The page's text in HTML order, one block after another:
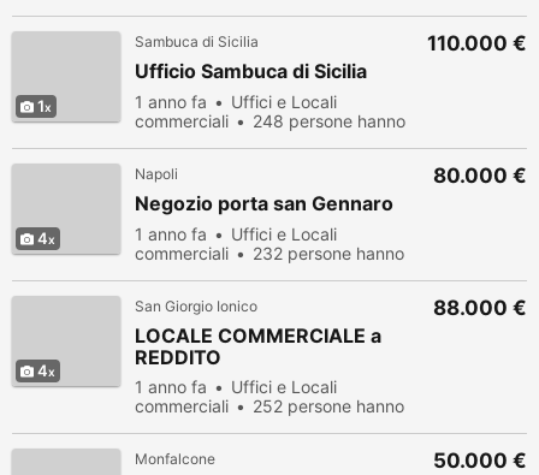
1
Sambuca di Sicilia
Ufficio Sambuca di Sicilia
1 anno fa
Uffici e Locali
commerciali
248 persone hanno
110.000 €
4
Napoli
Negozio porta san Gennaro
1 anno fa
Uffici e Locali
commerciali
232 persone hanno
80.000 €
4
San Giorgio Ionico
LOCALE COMMERCIALE a
REDDITO
1 anno fa
Uffici e Locali
commerciali
252 persone hanno
88.000 €
Monfalcone 50.000 €